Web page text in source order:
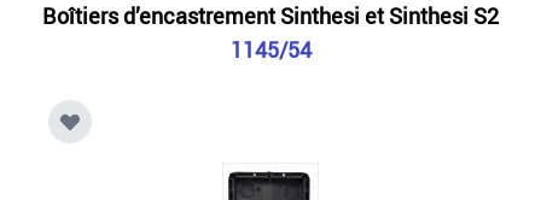
Boîtiers d’encastrement Sinthesi et Sinthesi S2
1145/54